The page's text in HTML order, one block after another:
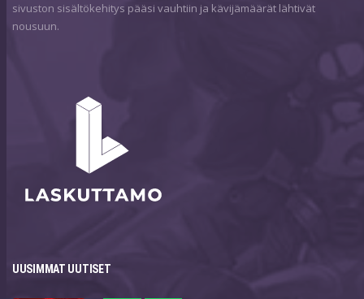
sivuston sisältökehitys pääsi vauhtiin ja kävijämäärät lähtivät
nousuun.
UUSIMMAT UUTISET